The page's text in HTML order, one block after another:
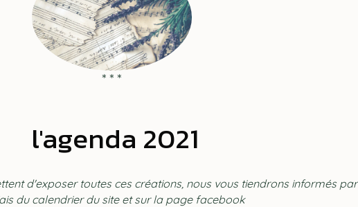
* * *
l'agenda 2021
d'exposer toutes ces créations, nous vous tiendrons informés par
du calendrier du site et sur la page facebook